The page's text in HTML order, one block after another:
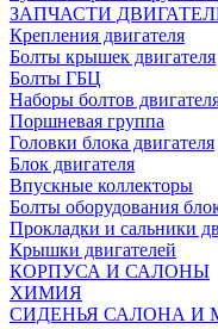
ЗАПЧАСТИ
Крепления двигателя
Болты крышек двигателя
Болты ГБЦ
Наборы болтов
Поршневая группа
Головки блока двигателя
Блок двигателя
Впускные коллекторы
Болты оборудования
Прокладки и сальники
Крышки двигателей
КОРПУСА И САЛОНЫ
ХИМИЯ
СИДЕНЬЯ САЛОНА И